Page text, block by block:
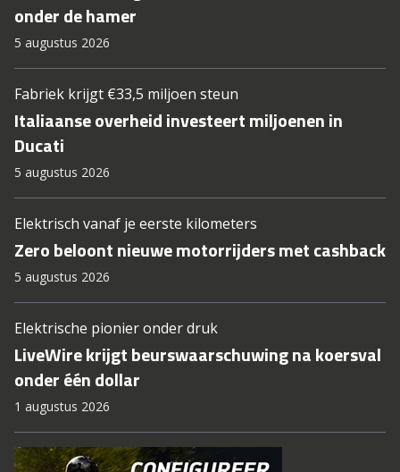
onder de hamer
5 augustus 2026
Fabriek krijgt €33,5 miljoen steun
Italiaanse overheid investeert miljoenen in
Ducati
5 augustus 2026
Elektrisch vanaf je eerste kilometers
Zero beloont nieuwe motorrijders met cashback
5 augustus 2026
Elektrische pionier onder druk
LiveWire krijgt beurswaarschuwing na koersval
onder één dollar
1 augustus 2026